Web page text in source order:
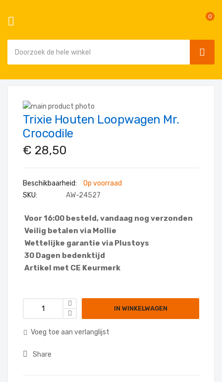
0
Ga
naar
het
van
Ga
naar
begin
Trixie Houten Loopwagen Mr.
Crocodile
€ 28,50
Op voorraad
SKU
AW-24527
Voor 16:00 besteld, vandaag nog verzonden
Veilig betalen via Mollie
Wettelijke garantie via Plustoys
30 Dagen bedenktijd
Artikel met CE Keurmerk
IN WINKELWAGEN
Voeg toe aan verlanglijst
Share